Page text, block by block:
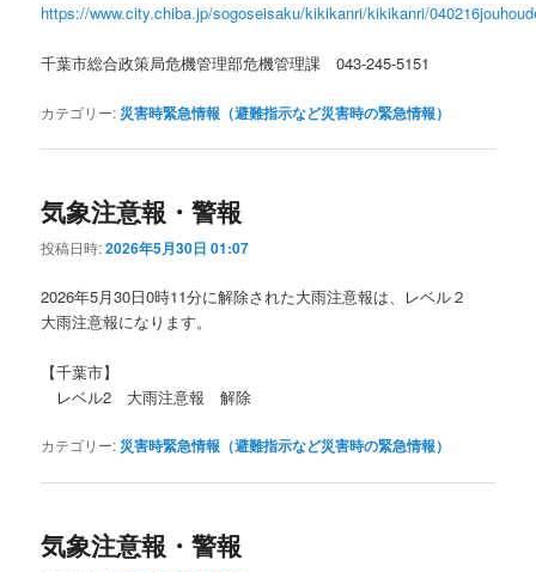
https://www.city.chiba.jp/sogoseisaku/kikikanri/kikikanri/
千葉市総合政策局危機管理部危機管理課 043-245-5151
カテゴリー: 災害時緊急情報（避難指示など災害時の緊急情報）
気象注意報・警報
投稿日時:2026年5月30日 01:07
2026年5月30日0時11分に解除された大雨注意報は、レベル２
大雨注意報になります。
【千葉市】
レベル2 大雨注意報 解除
カテゴリー: 災害時緊急情報（避難指示など災害時の緊急情報）
気象注意報・警報